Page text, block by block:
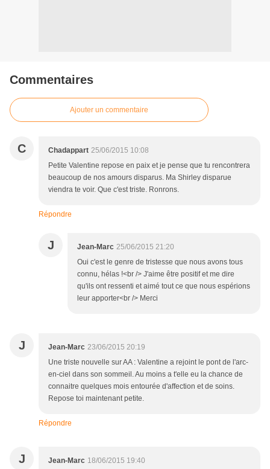
Commentaires
Ajouter un commentaire
C Chadappart 25/06/2015 10:08
Petite Valentine repose en paix et je pense que tu rencontrera
beaucoup de nos amours disparus. Ma Shirley disparue
viendra te voir. Que c'est triste. Ronrons.
Répondre
J Jean-Marc 25/06/2015 21:20
Oui c'est le genre de tristesse que nous avons tous
connu, hélas !<br /> J'aime être positif et me dire
qu'ils ont ressenti et aimé tout ce que nous espérions
leur apporter<br /> Merci
J Jean-Marc 23/06/2015 20:19
Une triste nouvelle sur AA : Valentine a rejoint le pont de l'arc-
en-ciel dans son sommeil. Au moins a t'elle eu la chance de
connaitre quelques mois entourée d'affection et de soins.
Repose toi maintenant petite.
Répondre
J Jean-Marc 18/06/2015 19:40